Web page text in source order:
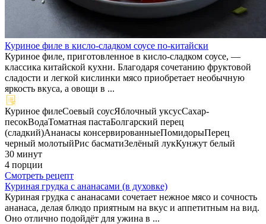
Куриное филе в кисло-сладком соусе по-китайски
Куриное филе, приготовленное в кисло-сладком соусе, —
классика китайской кухни. Благодаря сочетанию фруктовой
сладости и легкой кислинки мясо приобретает необычную
яркость вкуса, а овощи в ...
Куриное филеСоевый соусЯблочный уксусСахар-
песокВодаТоматная пастаБолгарский перец
(сладкий)Ананасы консервированныеПомидорыПерец
черный молотыйРис басматиЗелёный лукКунжут белый
30 минут
4 порции
Смотреть рецепт
Куриная грудка с ананасами (в духовке)
Куриная грудка с ананасами сочетает нежное мясо и сочность
ананаса, делая блюдо приятным на вкус и аппетитным на вид.
Оно отлично подойдёт для ужина в ...